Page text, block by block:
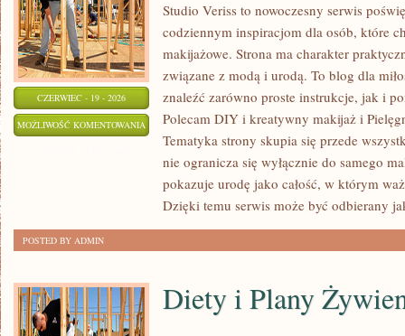
CZERWIEC - 19 - 2026
MOŻLIWOŚĆ KOMENTOWANIA PROFESJONALNE
TRIKI
WIZAŻYSTÓW
Studio Veriss to nowoczesny serwis
codziennym inspiracjom dla osób, które
makijażowe. Strona ma charakter
związane z modą i urodą. To blog dla
znaleźć zarówno proste instrukcje, jak i
Polecam DIY i kreatywny makijaż i
Tematyka strony skupia się przede
nie ogranicza się wyłącznie do samego
pokazuje urodę jako całość, w którym
Dzięki temu serwis może być odbierany
POSTED BY ADMIN
Diety i Plany